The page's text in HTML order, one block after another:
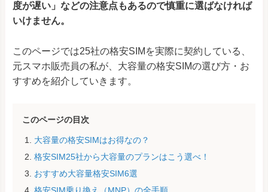
度が遅い」などの注意点もあるので慎重に選ばなければ
いけません。
このページでは25社の格安SIMを実際に契約している、
元スマホ販売員の私が、大容量の格安SIMの選び方・お
すすめを紹介していきます。
このページの目次
大容量の格安SIMはお得なの？
格安SIM25社から大容量のプランはこう選べ！
おすすめ大容量格安SIM6選